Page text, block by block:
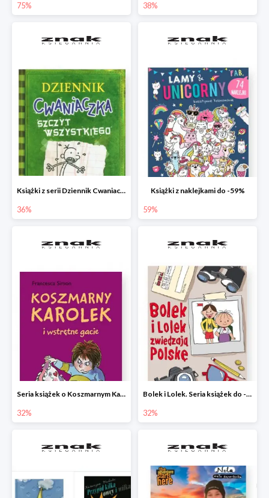
75% 38%
Książki z serii Dziennik Cwaniaczka
36%
Książki z naklejkami do -59%
59%
Seria książek o Koszmarnym Karolku do -32%
32%
Bolek i Lolek. Seria książek do -32%
32%